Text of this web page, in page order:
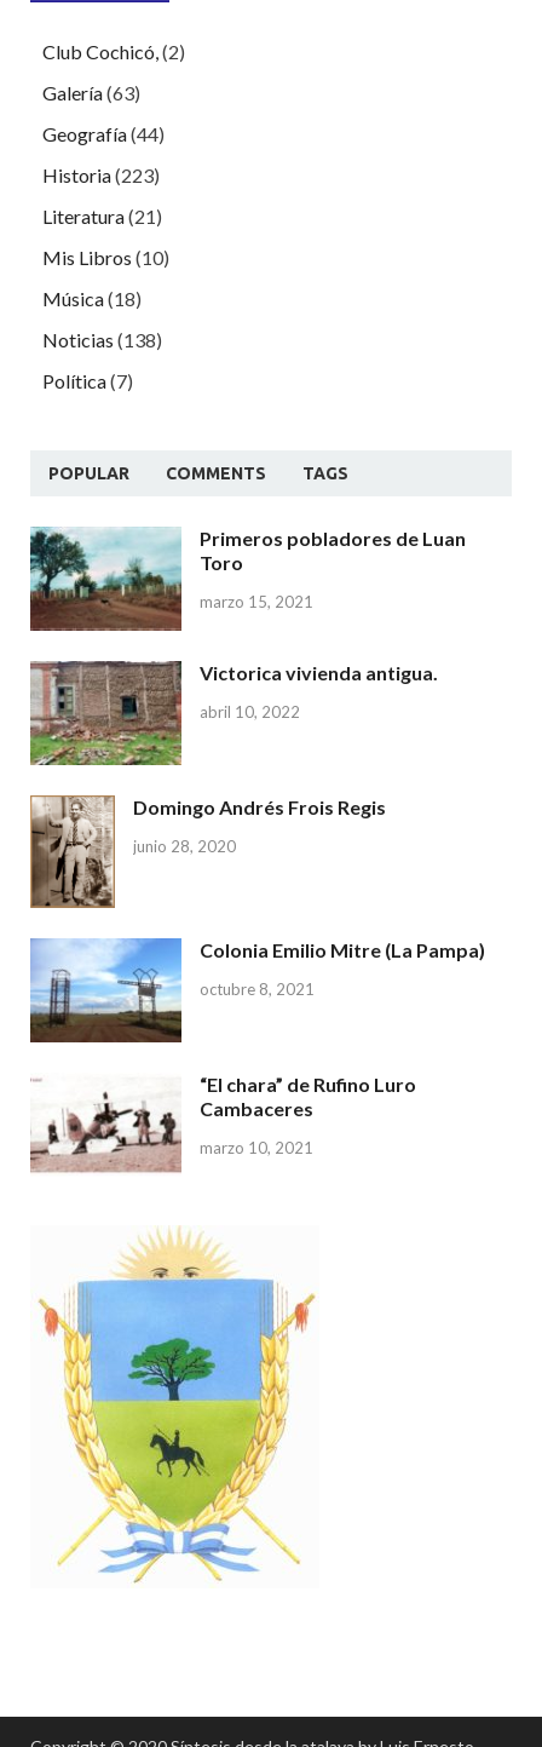
Club Cochicó,(2)
Galería(63)
Geografía(44)
Historia(223)
Literatura(21)
Mis Libros (10)
Música(18)
Noticias (138)
Política(7)
POPULAR COMMENTS TAGS
Primeros pobladores de Luan
Toro
marzo 15, 2021
Victorica vivienda antigua.
abril 10, 2022
Domingo Andrés Frois Regis
junio 28, 2020
Colonia Emilio Mitre (La Pampa)
octubre 8, 2021
“El chara” de Rufino Luro
Cambaceres
marzo 10, 2021